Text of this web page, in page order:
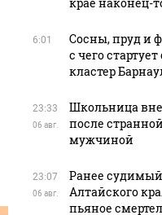
6:01
Сосны, пруд и
с чего
кластер
23:33
06 авг.
Школьница
после
мужчиной
23:07
06 авг.
Ранее
Алтайского
пьяное